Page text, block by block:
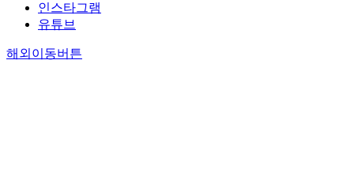
인스타그램
유튜브
해외이동버튼